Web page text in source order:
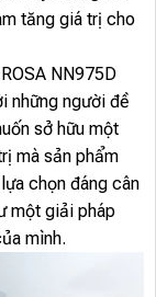
tăng giá trị cho
NN975D
những người đề
sở hữu một
mà sản phẩm
chọn đáng cân
một giải pháp
mình.